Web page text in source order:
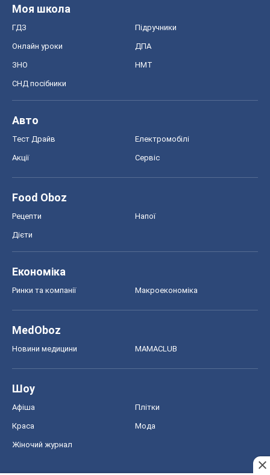
Моя школа
ГДЗ Підручники
Онлайн уроки ДПА
ЗНО НМТ
СНД посібники
Авто
Тест Драйв Електромобілі
Акції Сервіс
Food Oboz
Рецепти Напої
Дієти
Економіка
Ринки та компанії Макроекономіка
MedOboz
Новини медицини MAMACLUB
Шоу
Афіша Плітки
Краса Мода
Жіночий журнал